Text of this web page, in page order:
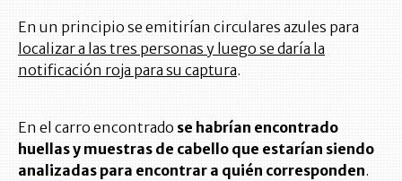
En un principio se emitirían circulares azules para
localizar a las tres personas y luego se daría la
notificación roja para su captura.
En el carro encontrado se habrían encontrado
huellas y muestras de cabello que estarían siendo
analizadas para encontrar a quién corresponden.